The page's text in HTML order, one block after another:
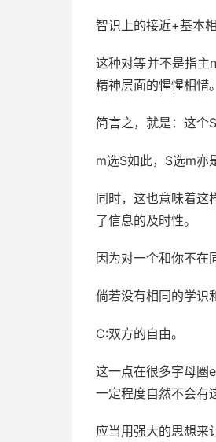
智识上的接近+基本
这种对等并不是指主
精神层面的惺惺相惜。
简言之，就是：这个
m选S如此，S选m亦
同时，这也意味着这
了信息的及时性。
因为对一个和你不在
倘若没有相同的学识
C:双方的自由。
这一点在很多字母圈
一定程度自然不会有
应当用强大的思想来